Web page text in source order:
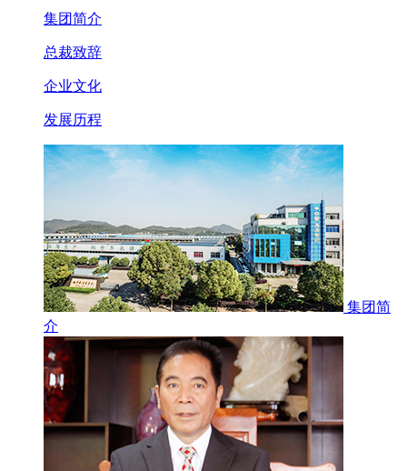
集团简介
总裁致辞
企业文化
发展历程
集团简
介